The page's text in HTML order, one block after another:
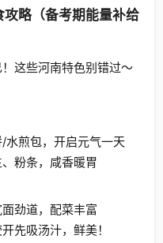
略（备考期能量补给
这些河南特色别错过～
水煎包，开启元气一天
粉条，咸香暖胃
劲道，配菜丰富
先吸汤汁，鲜美！